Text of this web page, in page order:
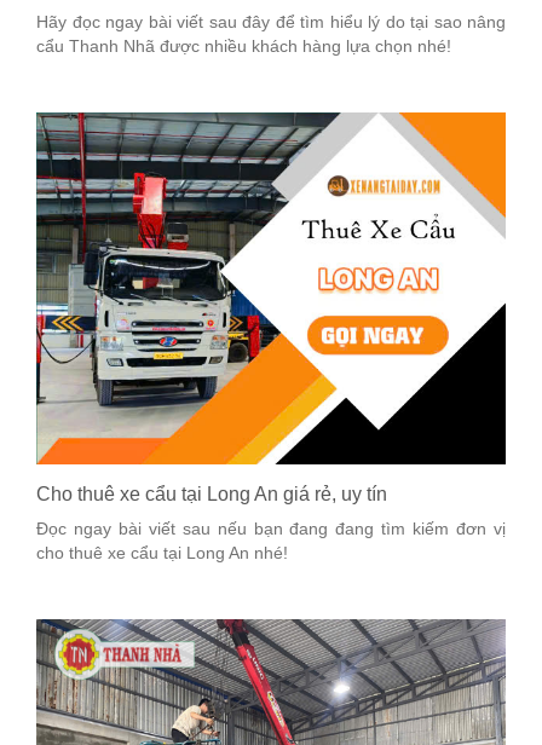
Hãy đọc ngay bài viết sau đây để tìm hiểu lý do tại sao nâng
cẩu Thanh Nhã được nhiều khách hàng lựa chọn nhé!
Cho thuê xe cẩu tại Long An giá rẻ, uy tín
Đọc ngay bài viết sau nếu bạn đang đang tìm kiếm đơn vị
cho thuê xe cẩu tại Long An nhé!